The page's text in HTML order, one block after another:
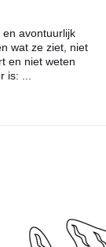
en avontuurlijk
wat ze ziet, niet
en niet weten
is: ...